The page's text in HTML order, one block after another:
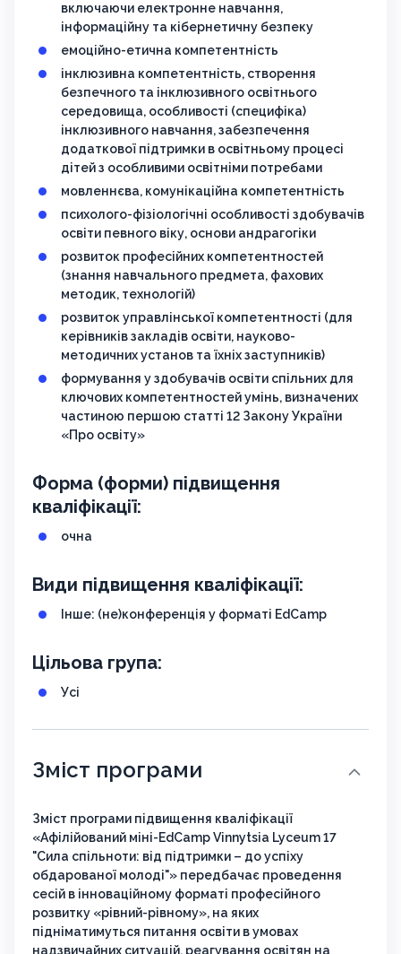
включаючи електронне навчання,
інформаційну та кібернетичну безпеку
емоційно-етична компетентність
інклюзивна компетентність, створення
безпечного та інклюзивного освітнього
середовища, особливості (специфіка)
інклюзивного навчання, забезпечення
додаткової підтримки в освітньому процесі
дітей з особливими освітніми потребами
мовленнєва, комунікаційна компетентність
психолого-фізіологічні особливості здобувачів
освіти певного віку, основи андрагогіки
розвиток професійних компетентностей
(знання навчального предмета, фахових
методик, технологій)
розвиток управлінської компетентності (для
керівників закладів освіти, науково-
методичних установ та їхніх заступників)
формування у здобувачів освіти спільних для
ключових компетентностей умінь, визначених
частиною першою статті 12 Закону України
«Про освіту»
Форма (форми) підвищення
кваліфікації:
очна
Види підвищення кваліфікації:
Інше: (не)конференція у форматі EdCamp
Цільова група:
Усі
Зміст програми
Зміст програми підвищення кваліфікації
«Афілійований міні-EdCamp Vinnytsia Lyceum 17
"Сила спільноти: від підтримки – до успіху
обдарованої молоді"» передбачає проведення
сесій в інноваційному форматі професійного
розвитку «рівний-рівному», на яких
підніматимуться питання освіти в умовах
надзвичайних ситуацій, реагування освітян на